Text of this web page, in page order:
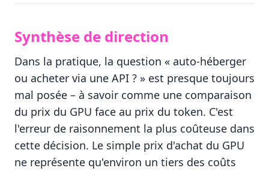
Synthèse de direction
Dans la pratique, la question « auto-héberger
ou acheter via une API ? » est presque toujours
mal posée – à savoir comme une comparaison
du prix du GPU face au prix du token. C'est
l'erreur de raisonnement la plus coûteuse dans
cette décision. Le simple prix d'achat du GPU
ne représente qu'environ un tiers des coûts